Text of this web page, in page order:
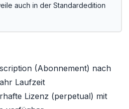
auch in der Standardedition
(Abonnement) nach
Laufzeit
Lizenz (perpetual) mit